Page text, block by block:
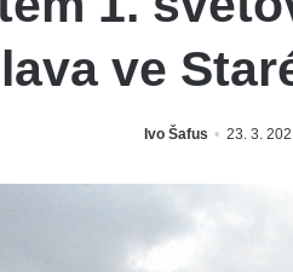
ve
Ivo Šafus 23. 3.